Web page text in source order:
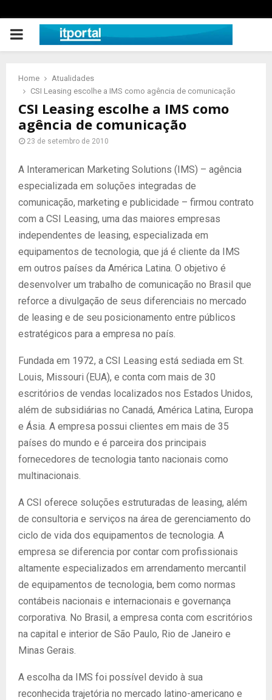
PRIMARY
Home
Atualidades
CSI Leasing escolhe a IMS como agência de comunicação
CSI Leasing escolhe a IMS como
agência de comunicação
23 de setembro de 2010
A Interamerican Marketing Solutions (IMS) – agência
especializada em soluções integradas de
comunicação, marketing e publicidade – firmou contrato
com a CSI Leasing, uma das maiores empresas
independentes de leasing, especializada em
equipamentos de tecnologia, que já é cliente da IMS
em outros países da América Latina. O objetivo é
desenvolver um trabalho de comunicação no Brasil que
reforce a divulgação de seus diferenciais no mercado
de leasing e de seu posicionamento entre públicos
estratégicos para a empresa no país.
Fundada em 1972, a CSI Leasing está sediada em St.
Louis, Missouri (EUA), e conta com mais de 30
escritórios de vendas localizados nos Estados Unidos,
além de subsidiárias no Canadá, América Latina, Europa
e Ásia. A empresa possui clientes em mais de 35
países do mundo e é parceira dos principais
fornecedores de tecnologia tanto nacionais como
multinacionais.
A CSI oferece soluções estruturadas de leasing, além
de consultoria e serviços na área de gerenciamento do
ciclo de vida dos equipamentos de tecnologia. A
empresa se diferencia por contar com profissionais
altamente especializados em arrendamento mercantil
de equipamentos de tecnologia, bem como normas
contábeis nacionais e internacionais e governança
corporativa. No Brasil, a empresa conta com escritórios
na capital e interior de São Paulo, Rio de Janeiro e
Minas Gerais.
A escolha da IMS foi possível devido à sua
reconhecida trajetória no mercado latino-americano e